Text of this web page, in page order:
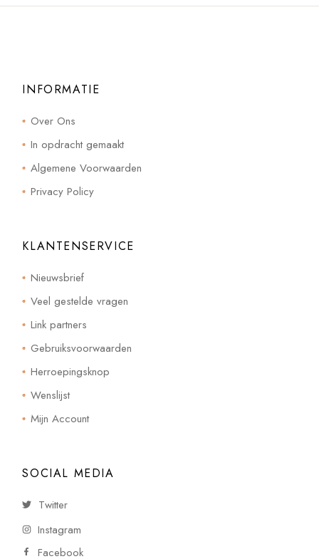
INFORMATIE
Over Ons
In opdracht gemaakt
Algemene Voorwaarden
Privacy Policy
KLANTENSERVICE
Nieuwsbrief
Veel gestelde vragen
Link partners
Gebruiksvoorwaarden
Herroepingsknop
Wenslijst
Mijn Account
SOCIAL MEDIA
Twitter
Instagram
Facebook